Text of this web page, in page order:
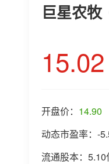
巨星农牧
15.02
开盘价： 14.90
动态市盈率： -
流通股本： 5.10